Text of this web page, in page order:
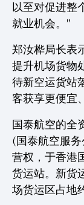
以至对促进整
就业机会。”
郑汝桦局长表
提升机场货物
待新空运货站
客获享更便宜
国泰航空的全
(国泰航空服务
营权，于香港
货运站。新货
场货运区占地